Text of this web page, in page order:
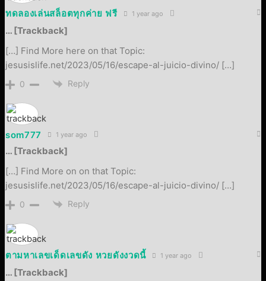
ทดลองเล่นสล็อตทุกค่าย ฟรี 1 year ago
… [Trackback]
[…] Find More here on that Topic:
jesusislife.net/2023/05/16/escape-al-juicio-divino/ […]
0 Reply
som777 1 year ago
… [Trackback]
[…] Find More on on that Topic:
jesusislife.net/2023/05/16/escape-al-juicio-divino/ […]
0 Reply
ตามหาเลขเด็ดเลขดัง หวยดังงวดนี้ 1 year ago
… [Trackback]